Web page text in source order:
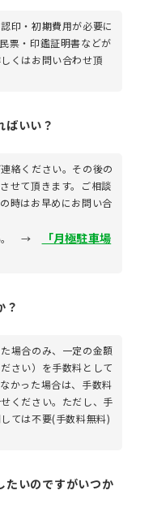
印・初期費用が必要に
票・印鑑証明書などが
くはお問い合わせ頂
ばいい？
絡ください。その後の
せて頂きます。ご相談
時はお早めにお問い合
い。 →
「月極駐車場
？
場合のみ、一定の金額
さい）を手数料として
かった場合は、手数料
ください。ただし、手
ては不要(手数料無料)
たいのですがいつか